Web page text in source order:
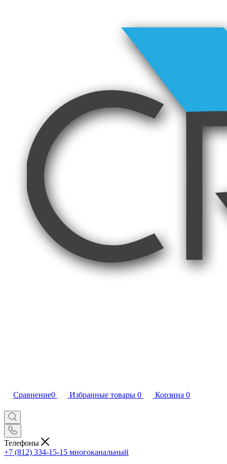
Сравнение0 Избранные товары 0 Корзина 0
Телефоны
+7 (812) 334-15-15 многоканальный